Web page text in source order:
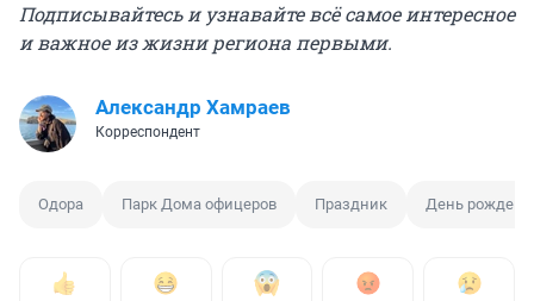
Подписывайтесь и узнавайте всё самое интересное
и важное из жизни региона первыми.
Александр Хамраев
Корреспондент
Одора Парк Дома офицеров Праздник День